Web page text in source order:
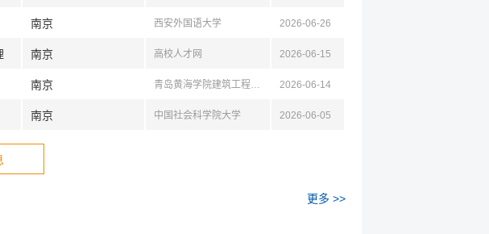
南京 西安外国语大学 2026-06-26
南京 高校人才网 2026-06-15
南京 青岛黄海学院建筑工程学院 2026-06-14
南京 中国社会科学院大学 2026-06-05
更多 >>